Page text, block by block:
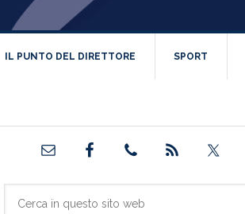
IL PUNTO DEL DIRETTORE SPORT
Barra
primaria